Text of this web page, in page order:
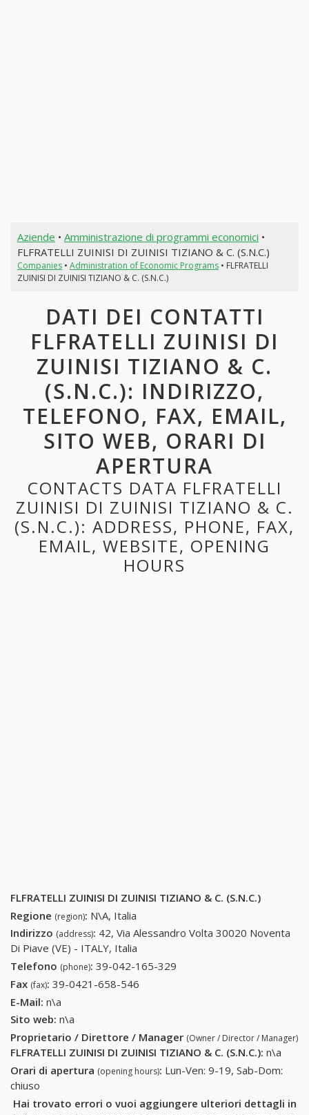
Aziende • Amministrazione di programmi economici •
FLFRATELLI ZUINISI DI ZUINISI TIZIANO & C. (S.N.C.)
Companies• Administration of Economic Programs• FLFRATELLI
ZUINISI DI ZUINISI TIZIANO & C. (S.N.C.)
DATI DEI CONTATTI
FLFRATELLI ZUINISI DI
ZUINISI TIZIANO & C.
(S.N.C.): INDIRIZZO,
TELEFONO, FAX, EMAIL,
SITO WEB, ORARI DI
APERTURA
CONTACTS DATA FLFRATELLI
ZUINISI DI ZUINISI TIZIANO & C.
(S.N.C.): ADDRESS, PHONE, FAX,
EMAIL, WEBSITE, OPENING
HOURS
FLFRATELLI ZUINISI DI ZUINISI TIZIANO & C. (S.N.C.)
Regione (region): N\A, Italia
Indirizzo (address): 42, Via Alessandro Volta 30020 Noventa
Di Piave (VE) - ITALY, Italia
Telefono (phone): 39-042-165-329
Fax (fax): 39-0421-658-546
E-Mail: n\a
Sito web: n\a
Proprietario / Direttore / Manager (Owner / Director / Manager)
FLFRATELLI ZUINISI DI ZUINISI TIZIANO & C. (S.N.C.): n\a
Orari di apertura (opening hours): Lun-Ven: 9-19, Sab-Dom:
chiuso
Hai trovato errori o vuoi aggiungere ulteriori dettagli in